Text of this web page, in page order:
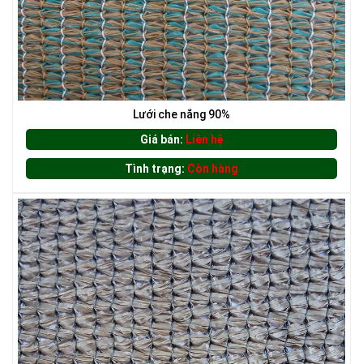
LƯỚI HÀNG RÀO HÌNH VUÔNG
LƯỚI CHE NẮNG
Lưới che nắng 90%
Giá bán: Liên hệ
Tình trạng: Còn hàng